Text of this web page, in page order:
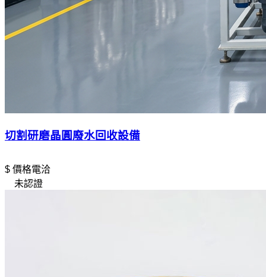
切割研磨晶圓廢水回收設備
$ 價格電洽
未認證